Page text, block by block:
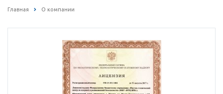
Главная О компании